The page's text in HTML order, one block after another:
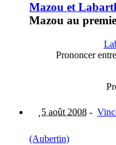
Mazou et
Mazou au
Prononcer
5 août 2008 -
(Aubertin)